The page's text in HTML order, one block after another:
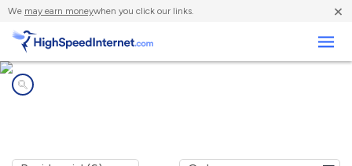
We may earn moneywhen you click our links. ×